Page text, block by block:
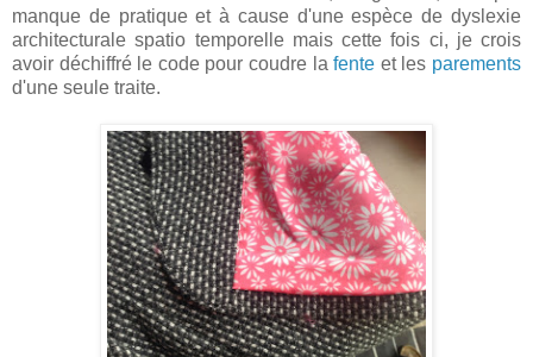
manque de pratique et à cause d'une espèce de dyslexie
architecturale spatio temporelle mais cette fois ci, je crois
avoir déchiffré le code pour coudre lafente et les parements
d'une seule traite.